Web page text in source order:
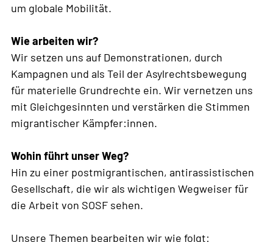
um globale Mobilität.
Wie arbeiten wir?
Wir setzen uns auf Demonstrationen, durch
Kampagnen und als Teil der Asylrechtsbewegung
für materielle Grundrechte ein. Wir vernetzen uns
mit Gleichgesinnten und verstärken die Stimmen
migrantischer Kämpfer:innen.
Wohin führt unser Weg?
Hin zu einer postmigrantischen, antirassistischen
Gesellschaft, die wir als wichtigen Wegweiser für
die Arbeit von SOSF sehen.
Unsere Themen bearbeiten wir wie folgt: